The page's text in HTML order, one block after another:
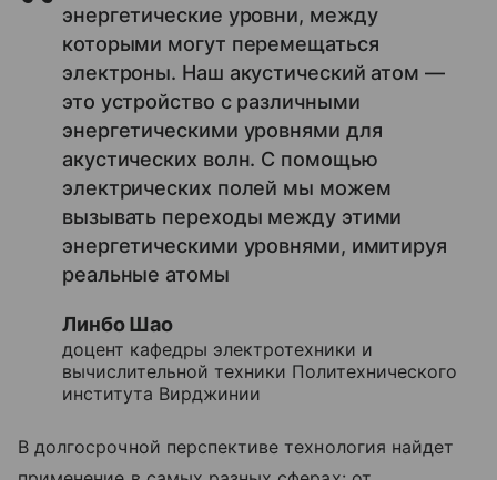
энергетические уровни, между
которыми могут перемещаться
электроны. Наш акустический атом —
это устройство с различными
энергетическими уровнями для
акустических волн. С помощью
электрических полей мы можем
вызывать переходы между этими
энергетическими уровнями, имитируя
реальные атомы
Линбо Шао
доцент кафедры электротехники и
вычислительной техники Политехнического
института Вирджинии
В долгосрочной перспективе технология найдет